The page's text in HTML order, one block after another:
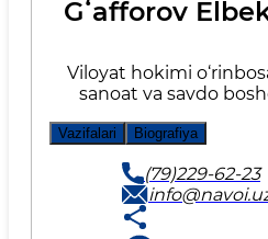
Gʻafforov
Viloyat hokimi
sanoat va savdo
Vazifalari Biografiya
(79)229-62-23